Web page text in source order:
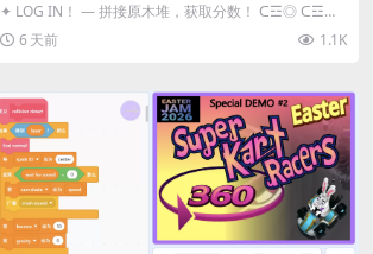
✦ LOG IN！ — 拼接原木堆，获取分数！ ᑕ☲◎ ᑕ☲◎
ᑕ☲◎ ᑕ☲◎ ...
6 天前 1.1K